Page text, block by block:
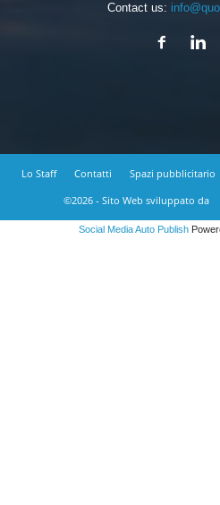
Contact us:
Lo Staff Contatti Spazi pubblicitario
©2026 - Sito Web sviluppato da
Social Media Auto Publish